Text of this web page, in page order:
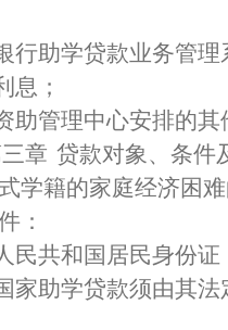
行助学贷款业务管理
息；
助管理中心安排的其
章 贷款对象、条件
籍的家庭经济困难
：
民共和国居民身份证
家助学贷款须由其法